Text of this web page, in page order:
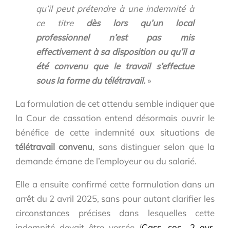
qu’il peut prétendre à une indemnité à
ce titre dès lors qu’un local
professionnel n’est pas mis
effectivement à sa disposition ou qu’il a
été convenu que le travail s’effectue
sous la forme du télétravail.»
La formulation de cet attendu semble indiquer que
la Cour de cassation entend désormais ouvrir le
bénéfice de cette indemnité aux situations de
télétravail convenu, sans distinguer selon que la
demande émane de l’employeur ou du salarié.
Elle a ensuite confirmé cette formulation dans un
arrêt du 2 avril 2025, sans pour autant clarifier les
circonstances précises dans lesquelles cette